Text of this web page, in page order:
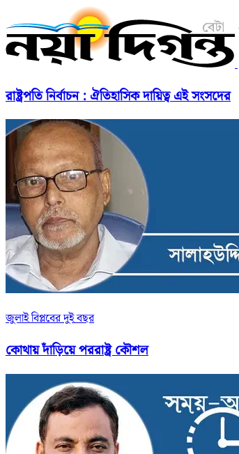
রাষ্ট্রপতি নির্বাচন : ঐতিহাসিক দায়িত্ব এই সংসদের
জুলাই বিপ্লবের দুই বছর
কোথায় দাঁড়িয়ে পররাষ্ট্র কৌশল